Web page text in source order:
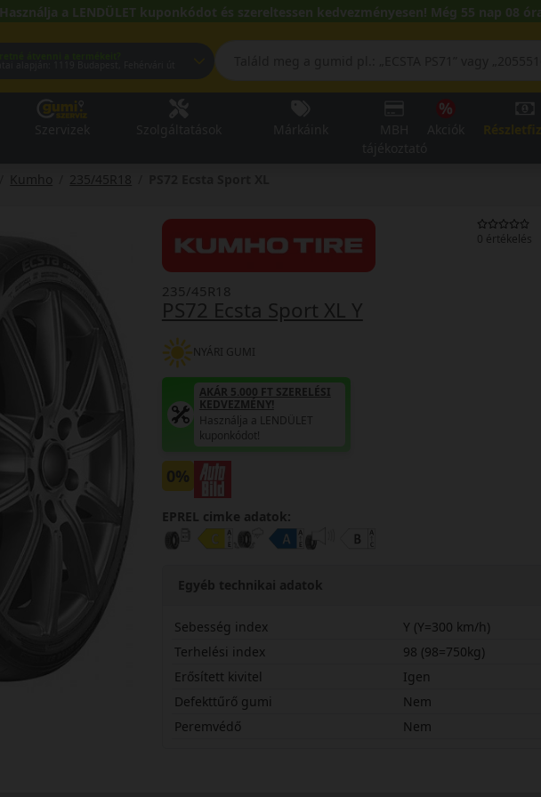
Használja a LENDÜLET kuponkódot és szereltessen kedvezményesen! Még 55 nap 08
Kumho 235/45R18
0 értékelés
PS72 Ecsta Sport XL Y
235/45R18
NYÁRI GUMI
AKÁR 5.000 FT SZERELÉSI
KEDVEZMÉNY!
Használja a LENDÜLET
kuponkódot!
0%
EPREL cimke adatok:
Egyéb technikai adatok
Sebesség index
Y (Y=300 km/h)
Terhelési index
98 (98=750kg)
Erősített kivitel
Igen
Defekttűrő gumi
Nem
Peremvédő
Nem